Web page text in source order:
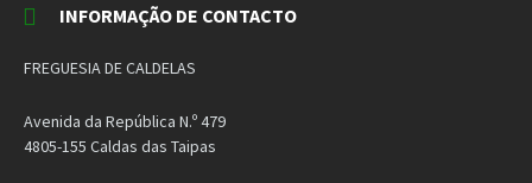
INFORMAÇÃO DE CONTACTO
FREGUESIA DE CALDELAS
Avenida da República N.º 479
4805-155 Caldas das Taipas